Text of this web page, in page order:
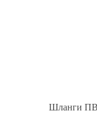
Шланги